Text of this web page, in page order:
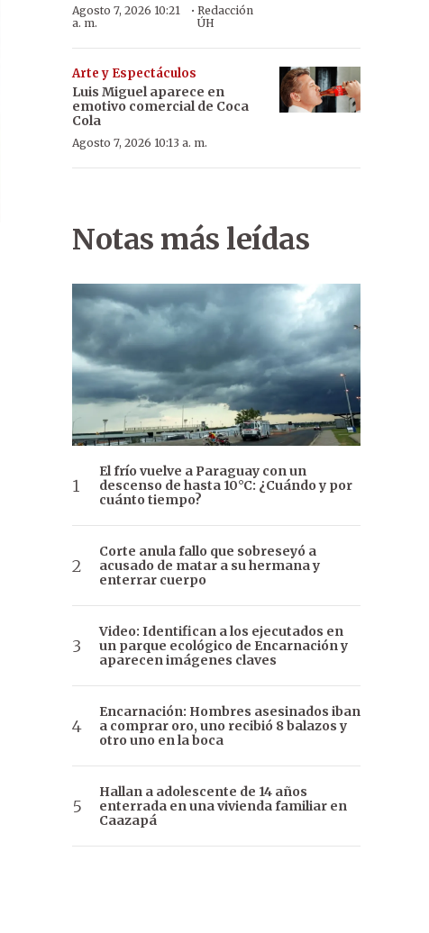
Agosto 7, 2026 10:21
a. m.
· Redacción
ÚH
Arte y Espectáculos
Luis Miguel aparece en
emotivo comercial de Coca
Cola
Agosto 7, 2026 10:13 a. m.
Notas más leídas
El frío vuelve a Paraguay con un
descenso de hasta 10°C: ¿Cuándo y por
cuánto tiempo?
Corte anula fallo que sobreseyó a
acusado de matar a su hermana y
enterrar cuerpo
Video: Identifican a los ejecutados en
un parque ecológico de Encarnación y
aparecen imágenes claves
Encarnación: Hombres asesinados iban
a comprar oro, uno recibió 8 balazos y
otro uno en la boca
Hallan a adolescente de 14 años
enterrada en una vivienda familiar en
Caazapá